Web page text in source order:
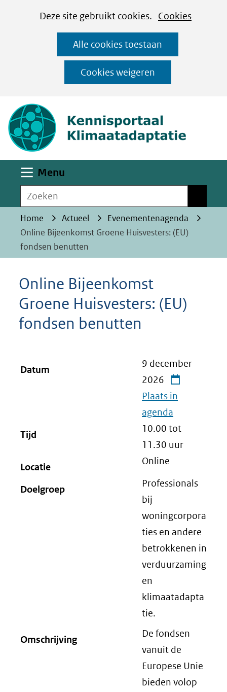
CookiesDeze site gebruikt cookies. Cookies
op
deze
website
worden
toegestaan
geweigerd.
Alle cookies toestaan
Cookies weigeren
Ga
naar
de
inhoud
Menu
Zoeken
Home Actueel
Evenementenagenda
Online Bijeenkomst Groene Huisvesters: (EU)
fondsen benutten
Online Bijeenkomst
Groene Huisvesters: (EU)
fondsen benutten
Datum
9 december
2026
Plaats in
agenda
Tijd
10.00 tot
11.30 uur
Locatie
Online
Doelgroep
Professionals
bij
woningcorpora
ties en andere
betrokkenen in
verduurzaming
en
klimaatadapta
tie.
Omschrijving
De fondsen
vanuit de
Europese Unie
bieden volop